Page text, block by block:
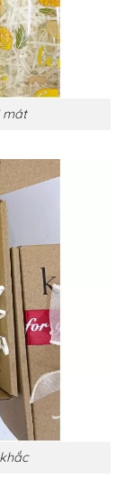
mát